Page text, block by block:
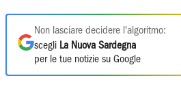
Non lasciare decidere l'algoritmo:
scegli La Nuova Sardegna
per le tue notizie su Google